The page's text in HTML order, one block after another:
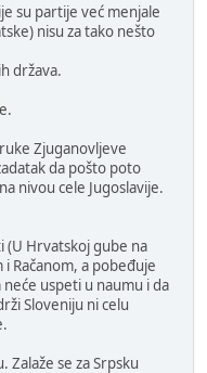
su partije već menjale
nisu za tako nešto
država.
Zjuganovljeve
da pošto poto
nivou cele Jugoslavije.
(U Hrvatskoj gube na
i Račanom, a pobeđuje
uspeti u naumu i da
Sloveniju ni celu
se za Srpsku